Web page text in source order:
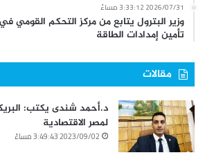
2026/07/31 3:33:12 مساءً
وزير البترول يتابع من مركز التحكم القومي
تأمين إمدادات الطاقة
مقالات
د.أحمد شندى يكتب:
لمصر الاقتصادية
2023/09/02 3:49:43 مساءً